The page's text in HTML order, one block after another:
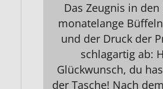
Das Zeugnis in
monatelange
und der Druck der
schlagartig ab:
Glückwunsch, du
der Tasche! Nach